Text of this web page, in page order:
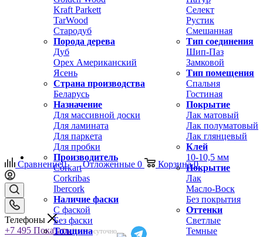
Kraft Parkett
TarWood
Стародуб
Порода дерева
Дуб
Орех Американский
Ясень
Страна производства
Беларусь
Селект
Рустик
Смешанная
Тип соединения
Шип-Паз
Замковой
Тип помещения
Спальня
Гостиная
Назначение
Для массивной доски
Для ламината
Для паркета
Для пробки
Покрытие
Лак матовый
Лак полуматовый
Лак глянцевый
Клей
Производитель
Corkart
Corkribas
Ibercork
Наличие фаски
С фаской
Без фаски
Толщина
10-10,5 мм
Покрытие
Лак
Масло-Воск
Без покрытия
Оттенки
Светлые
Темные
Сравнение0 Отложенные 0 Корзина 0
Телефоны
+7 495 Показать Круглосуточно